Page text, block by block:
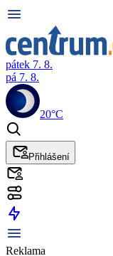
pátek 7. 8.
pá 7. 8.
20°C
Přihlášení
Reklama